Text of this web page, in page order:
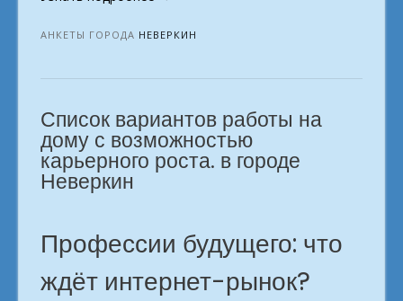
список
профессий.
АНКЕТЫ ГОРОДА НЕВЕРКИН
Список вариантов работы на
дому с возможностью
карьерного роста. в городе
Неверкин
Профессии будущего: что
ждёт интернет-рынок?